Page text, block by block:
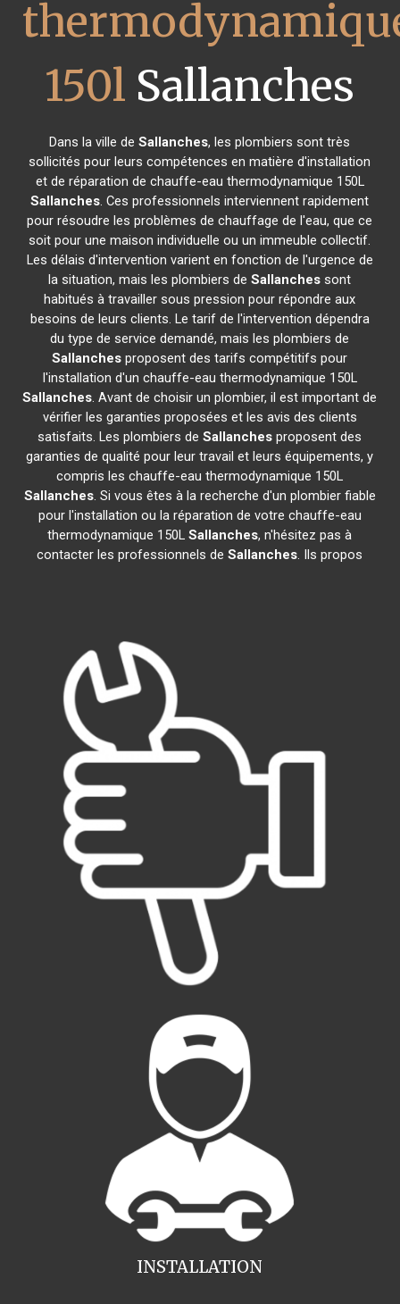
150l Sallanches
Dans la ville deSallanches, les plombiers sont très
sollicités pour leurs compétences en matière d'installation
et de réparation de chauffe-eau thermodynamique 150L
Sallanches. Ces professionnels interviennent rapidement
pour résoudre les problèmes de chauffage de l'eau, que ce
soit pour une maison individuelle ou un immeuble collectif.
Les délais d'intervention varient en fonction de l'urgence de
la situation, mais les plombiers deSallanches sont
habitués à travailler sous pression pour répondre aux
besoins de leurs clients. Le tarif de l'intervention dépendra
du type de service demandé, mais les plombiers de
Sallanches proposent des tarifs compétitifs pour
l'installation d'un chauffe-eau thermodynamique 150L
Sallanches. Avant de choisir un plombier, il est important de
vérifier les garanties proposées et les avis des clients
satisfaits. Les plombiers deSallanches proposent des
garanties de qualité pour leur travail et leurs équipements, y
compris les chauffe-eau thermodynamique 150L
Sallanches. Si vous êtes à la recherche d'un plombier fiable
pour l'installation ou la réparation de votre chauffe-eau
thermodynamique 150LSallanches, n'hésitez pas à
contacter les professionnels deSallanches. Ils propos
INSTALLATION